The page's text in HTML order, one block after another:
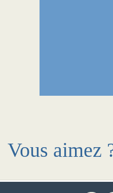
Vous aimez